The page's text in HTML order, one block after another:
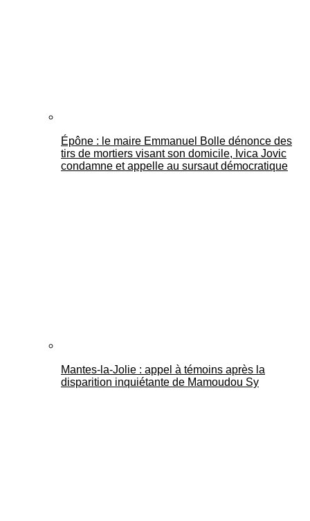
Épône : le maire Emmanuel Bolle dénonce des
tirs de mortiers visant son domicile, Ivica Jovic
condamne et appelle au sursaut démocratique
Mantes-la-Jolie : appel à témoins après la
disparition inquiétante de Mamoudou Sy